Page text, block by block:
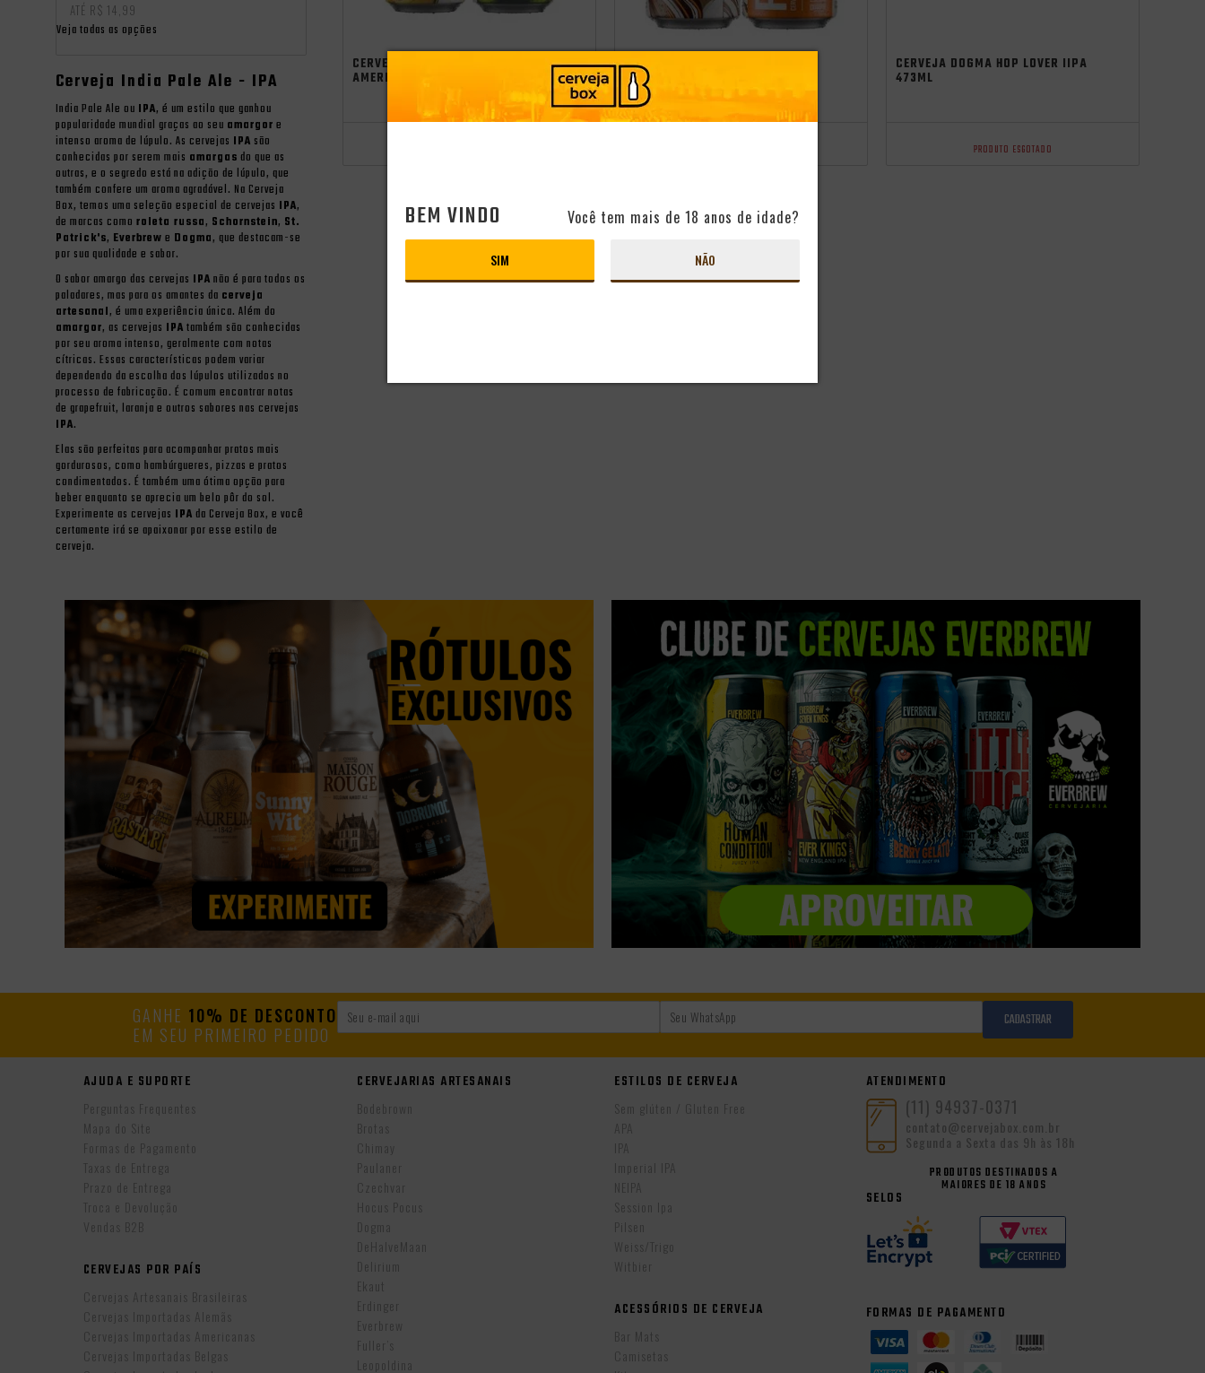
ATÉ R$ 14,99
Veja todas as opções
Cerveja India Pale Ale - IPA
India Pale Ale ou IPA, é um estilo que ganhou
popularidade mundial graças ao seu amargor e
intenso aroma de lúpulo. As cervejas IPA são
conhecidas por serem mais amargas do que as
outras, e o segredo está na adição de lúpulo, que
também confere um aroma agradável. Na Cerveja
Box, temos uma seleção especial de cervejas IPA,
de marcas como roleta russa, Schornstein, St.
Patrick's, Everbrew e Dogma, que destacam-se
por sua qualidade e sabor.
O sabor amargo das cervejas IPA não é para todos os
paladares, mas para os amantes da cerveja
artesanal, é uma experiência única. Além do
amargor, as cervejas IPA também são conhecidas
por seu aroma intenso, geralmente com notas
cítricas. Essas características podem variar
dependendo da escolha dos lúpulos utilizados no
processo de fabricação. É comum encontrar notas
de grapefruit, laranja e outros sabores nas cervejas
IPA.
Elas são perfeitas para acompanhar pratos mais
gordurosos, como hambúrgueres, pizzas e pratos
condimentados. É também uma ótima opção para
beber enquanto se aprecia um belo pôr do sol.
Experimente as cervejas IPA da Cerveja Box, e você
certamente irá se apaixonar por esse estilo de
cerveja.
independência
CERVEJA ARTESANAL DOGMA
AMERICAN IPA 473ML
independência
CERVEJA DOGMA RIZOMA IIPA
LATA 473ML
Origem:
CERVEJA DOGMA HOP LOVER IIPA
473ML
PRODUTO ESGOTADO
GANHE 10% DE DESCONTO
EM SEU PRIMEIRO PEDIDO
CADASTRAR
AJUDA E SUPORTE
Perguntas Frequentes
Mapa do Site
Formas de Pagamento
Taxas de Entrega
Prazo de Entrega
Troca e Devolução
Vendas B2B
CERVEJAS POR PAÍS
Cervejas Artesanais Brasileiras
Cervejas Importadas Alemãs
Cervejas Importadas Americanas
Cervejas Importadas Belgas
CERVEJARIAS ARTESANAIS
Bodebrown
Brotas
Chimay
Paulaner
Czechvar
Hocus Pocus
Dogma
DeHalveMaan
Delirium
Ekaut
Erdinger
Everbrew
Fuller’s
Leopoldina
ESTILOS DE CERVEJA
Sem glúten / Gluten Free
APA
IPA
Imperial IPA
NEIPA
Session Ipa
Pilsen
Weiss/Trigo
Witbier
ACESSÓRIOS DE CERVEJA
Bar Mats
Camisetas
ATENDIMENTO
(11) 94937-0371
contato@cervejabox.com.br
Segunda a Sexta das 9h às 18h
PRODUTOS DESTINADOS A
MAIORES DE 18 ANOS
SELOS
FORMAS DE PAGAMENTO
BEM VINDO Você tem mais de 18 anos de idade?
SIM NÃO